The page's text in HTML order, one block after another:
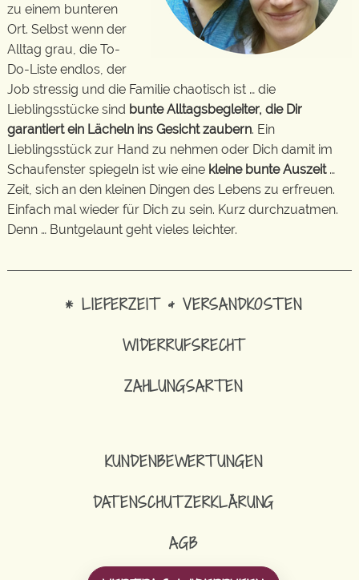
zu einem bunteren
Ort. Selbst wenn der
Alltag grau, die To-
Do-Liste endlos, der
Job stressig und die Familie chaotisch ist … die
Lieblingsstücke sind bunte Alltagsbegleiter, die Dir
garantiert ein Lächeln ins Gesicht zaubern. Ein
Lieblingsstück zur Hand zu nehmen oder Dich damit im
Schaufenster spiegeln ist wie eine kleine bunte Auszeit…
Zeit, sich an den kleinen Dingen des Lebens zu erfreuen.
Einfach mal wieder für Dich zu sein. Kurz durchzuatmen.
Denn … Buntgelaunt geht vieles leichter.
* LIEFERZEIT & VERSANDKOSTEN
WIDERRUFSRECHT
ZAHLUNGSARTEN
KUNDENBEWERTUNGEN
DATENSCHUTZERKLÄRUNG
AGB